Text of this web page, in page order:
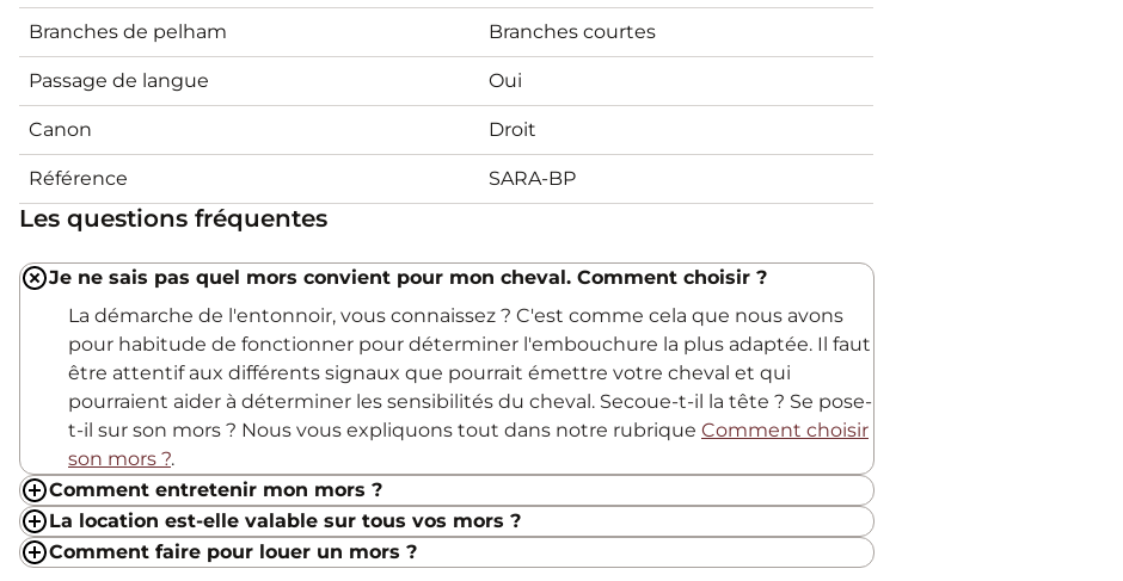
Branches de pelham Branches courtes
Passage de langue Oui
Canon Droit
Référence SARA-BP
Les questions fréquentes
Je ne sais pas quel mors convient pour mon cheval. Comment choisir ?
La démarche de l'entonnoir, vous connaissez ? C'est comme cela que nous avons
pour habitude de fonctionner pour déterminer l'embouchure la plus adaptée. Il faut
être attentif aux différents signaux que pourrait émettre votre cheval et qui
pourraient aider à déterminer les sensibilités du cheval. Secoue-t-il la tête ? Se pose-
t-il sur son mors ? Nous vous expliquons tout dans notre rubrique Comment choisir
son mors ?.
Comment entretenir mon mors ?
La location est-elle valable sur tous vos mors ?
Comment faire pour louer un mors ?